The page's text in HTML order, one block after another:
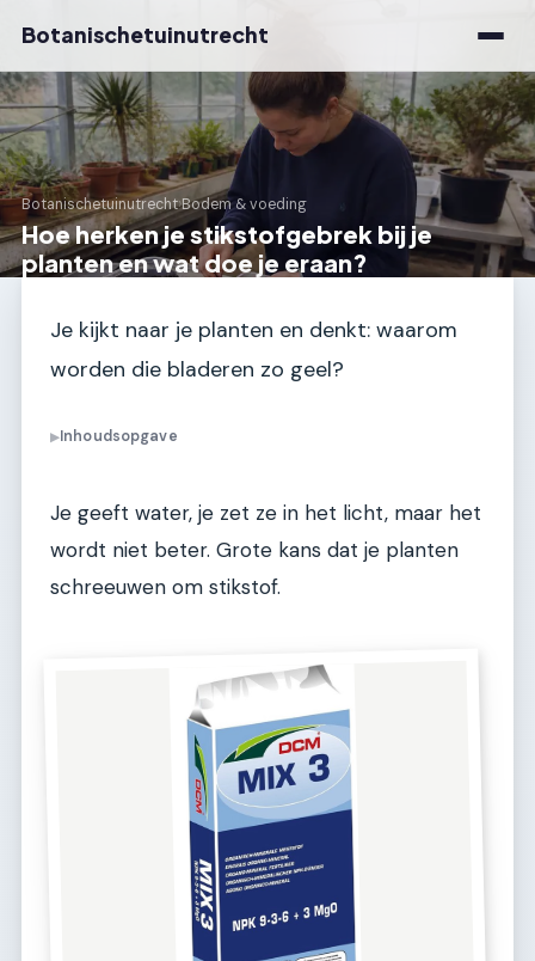
Botanischetuinutrecht
Botanischetuinutrecht›Bodem & voeding
Hoe herken je stikstofgebrek bij je
planten en wat doe je eraan?
Je kijkt naar je planten en denkt: waarom
worden die bladeren zo geel?
▶Inhoudsopgave
Je geeft water, je zet ze in het licht, maar het
wordt niet beter. Grote kans dat je planten
schreeuwen om stikstof.